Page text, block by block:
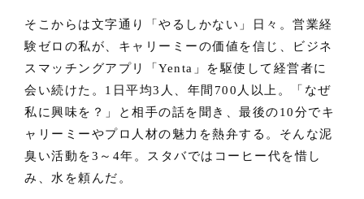
そこからは文字通り「やるしかない」日々。営業経
験ゼロの私が、キャリーミーの価値を信じ、ビジネ
スマッチングアプリ「Yenta」を駆使して経営者に
会い続けた。1日平均3人、年間700人以上。「なぜ
私に興味を？」と相手の話を聞き、最後の10分でキ
ャリーミーやプロ人材の魅力を熱弁する。そんな泥
臭い活動を3～4年。スタバではコーヒー代を惜し
み、水を頼んだ。